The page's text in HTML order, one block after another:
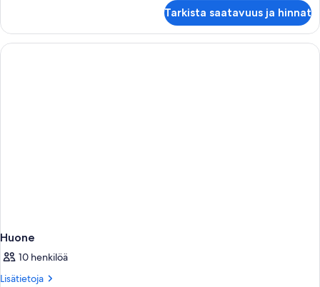
Tarkista saatavuus ja hinnat
Huone
10 henkilöä
Lisätietoja
Lisätietoja